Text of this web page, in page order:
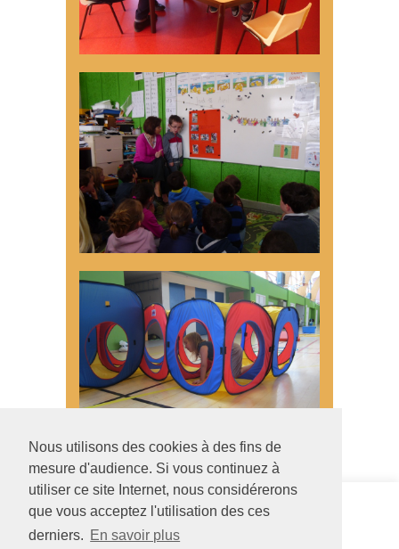
Nous utilisons des cookies à des fins de
mesure d'audience. Si vous continuez à
utiliser ce site Internet, nous considérerons
que vous acceptez l'utilisation des ces
derniers. En savoir plus
Siège social
-BP 71857
SESSAD